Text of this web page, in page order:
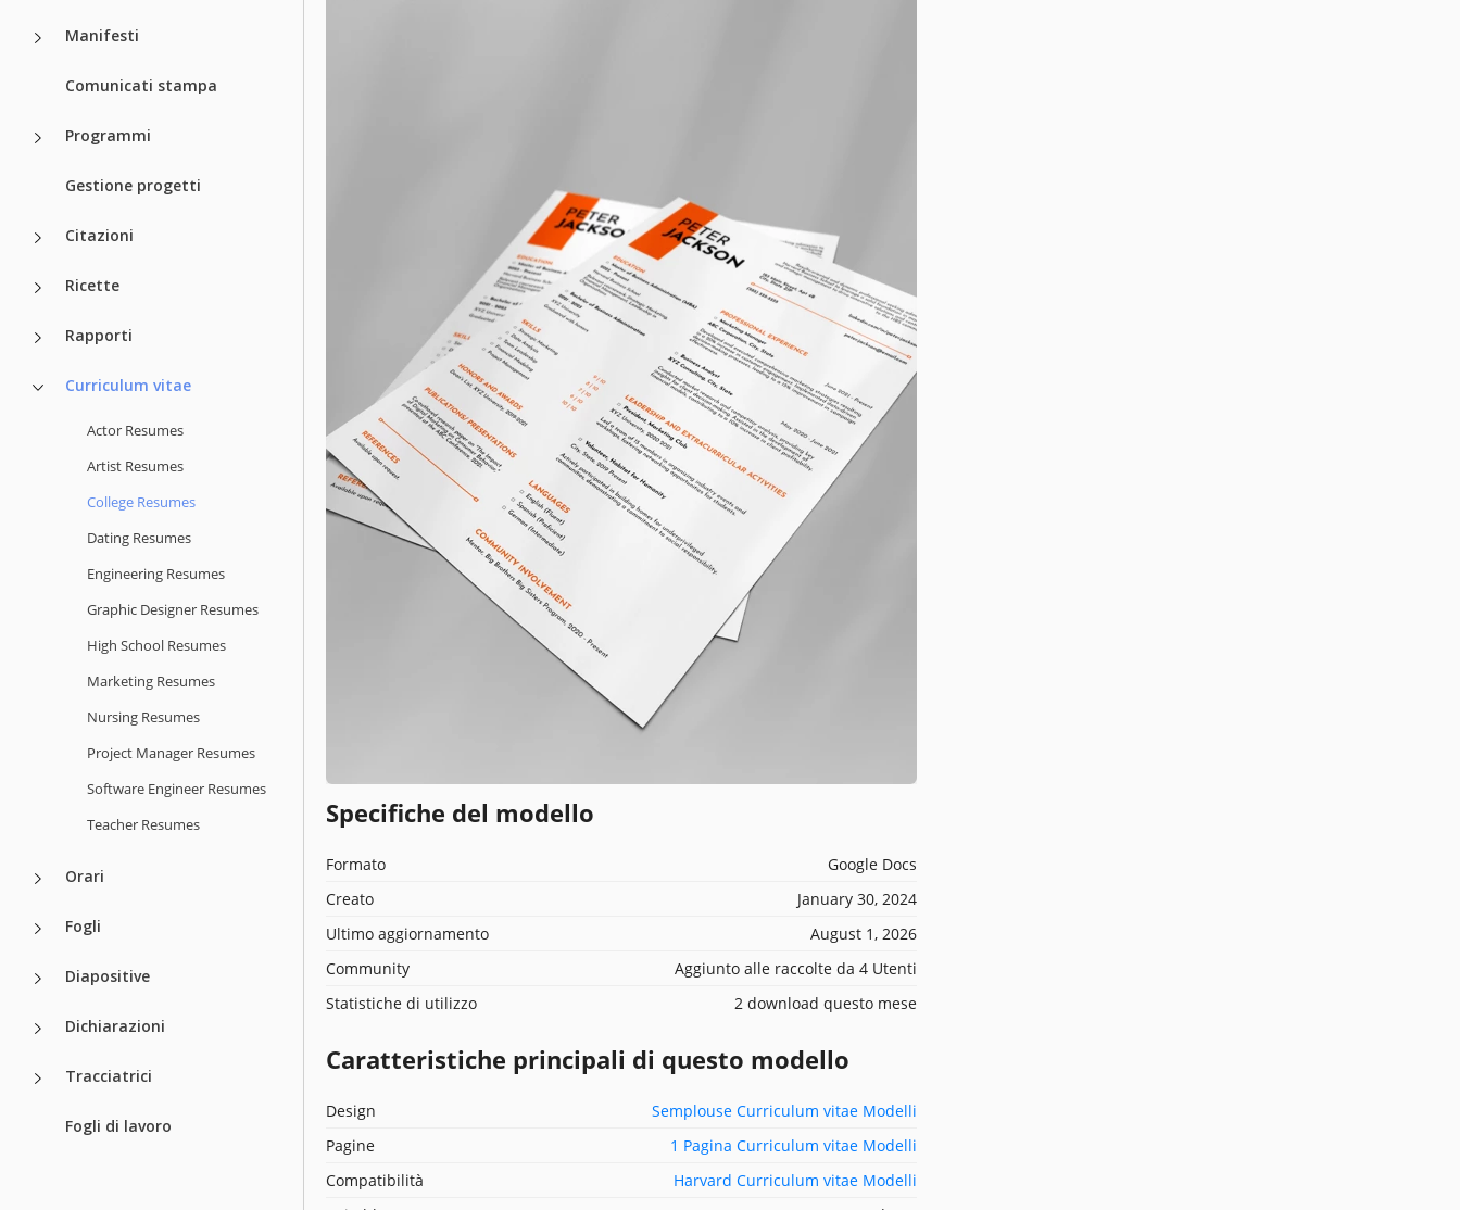
Manifesti
Comunicati stampa
Programmi
Gestione progetti
Citazioni
Ricette
Rapporti
Curriculum vitae
Actor Resumes
Artist Resumes
College Resumes
Dating Resumes
Engineering Resumes
Graphic Designer Resumes
High School Resumes
Marketing Resumes
Nursing Resumes
Project Manager Resumes
Software Engineer Resumes
Teacher Resumes
Orari
Fogli
Diapositive
Dichiarazioni
Tracciatrici
Fogli di lavoro
Specifiche del modello
Formato
Google Docs
Creato
January 30, 2024
Ultimo aggiornamento
August 1, 2026
Community
Aggiunto alle raccolte da 4 Utenti
Statistiche di utilizzo
2 download questo mese
Caratteristiche principali di questo modello
Design
Semplouse Curriculum vitae Modelli
Pagine
1 Pagina Curriculum vitae Modelli
Compatibilità
Harvard Curriculum vitae Modelli